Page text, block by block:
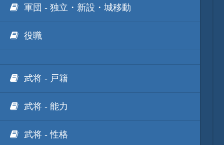
軍団 - 独立・新設・城移動
役職
武将 - 戸籍
武将 - 能力
武将 - 性格